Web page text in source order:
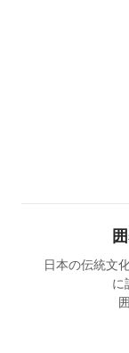
日本の伝統文
に